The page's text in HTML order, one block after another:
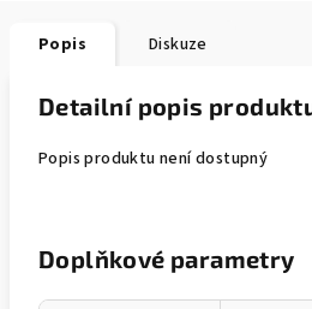
Popis Diskuze
Detailní popis
Popis produktu není dostupný
Doplňkové parametry